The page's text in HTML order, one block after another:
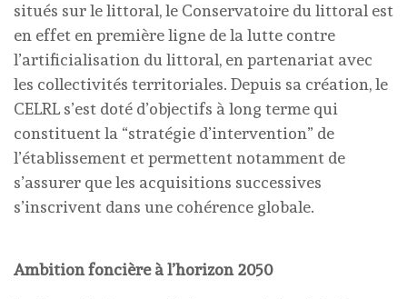
situés sur le littoral, le Conservatoire du littoral est
en effet en première ligne de la lutte contre
l’artificialisation du littoral, en partenariat avec
les collectivités territoriales. Depuis sa création, le
CELRL s’est doté d’objectifs à long terme qui
constituent la “stratégie d’intervention” de
l’établissement et permettent notamment de
s’assurer que les acquisitions successives
s’inscrivent dans une cohérence globale.
Ambition foncière à l’horizon 2050